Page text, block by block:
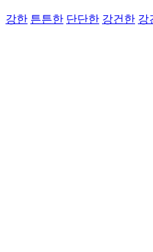
강한 튼튼한 단단한 강건한 강